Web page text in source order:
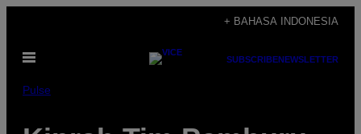
content
+ BAHASA INDONESIA
Open
SUBSCRIBENEWSLETTER
Pulse